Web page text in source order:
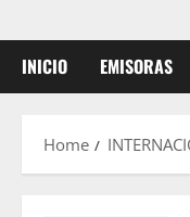
INICIO EMISORAS
Home